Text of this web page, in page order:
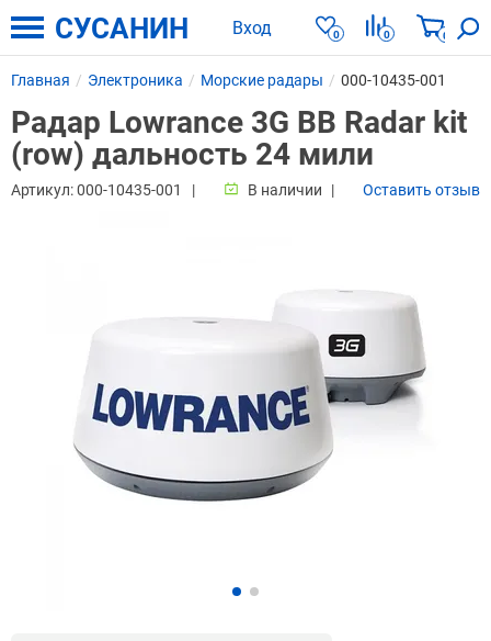
Вход 0 0 0
СУСАНИН
Главная Электроника Морские радары 000-10435-001
Радар Lowrance 3G BB Radar kit
(row) дальность 24 мили
Артикул:000-10435-001 В наличии Оставить отзыв